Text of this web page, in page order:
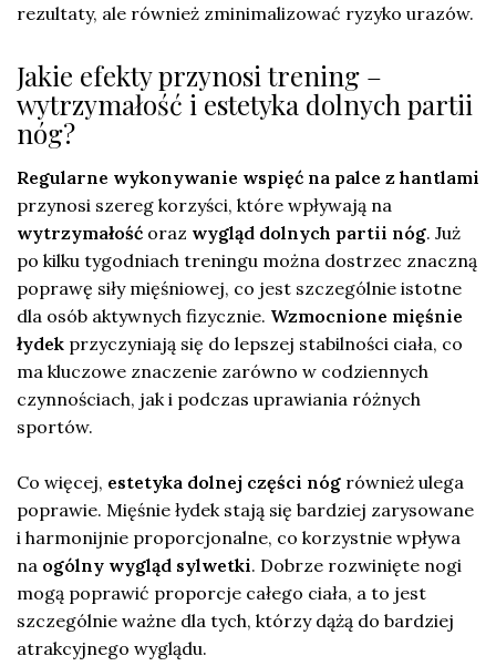
rezultaty, ale również zminimalizować ryzyko urazów.
Jakie efekty przynosi trening –
wytrzymałość i estetyka dolnych partii
nóg?
Regularne wykonywanie wspięć na palce z hantlami
przynosi szereg korzyści, które wpływają na
wytrzymałość oraz wygląd dolnych partii nóg. Już
po kilku tygodniach treningu można dostrzec znaczną
poprawę siły mięśniowej, co jest szczególnie istotne
dla osób aktywnych fizycznie. Wzmocnione mięśnie
łydek przyczyniają się do lepszej stabilności ciała, co
ma kluczowe znaczenie zarówno w codziennych
czynnościach, jak i podczas uprawiania różnych
sportów.
Co więcej, estetyka dolnej części nóg również ulega
poprawie. Mięśnie łydek stają się bardziej zarysowane
i harmonijnie proporcjonalne, co korzystnie wpływa
na ogólny wygląd sylwetki. Dobrze rozwinięte nogi
mogą poprawić proporcje całego ciała, a to jest
szczególnie ważne dla tych, którzy dążą do bardziej
atrakcyjnego wyglądu.